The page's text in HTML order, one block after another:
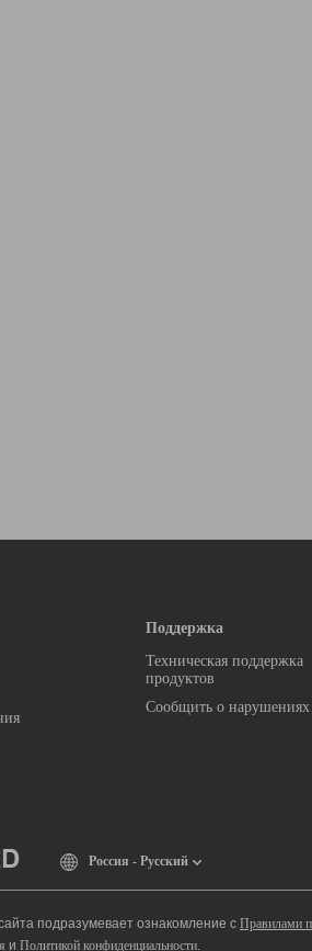
Поддержка
Техническая поддержка
продуктов
Сообщить о нарушениях
Россия - Русский
подразумевает ознакомление с Правилами
и Политикой конфиденциальности.